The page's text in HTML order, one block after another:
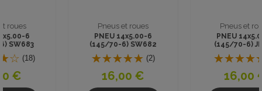
Pneus et roues
PNEU 14x5.00-6
(145/70-6) JK600
TUBELESS CROSS
(1)
Pneus et roues
PNEU 14x5.00-6
(145/70-6) SW697
TUBELESS CROSS
(1)